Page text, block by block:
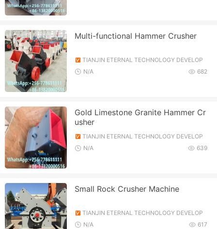
Multi-functional Hammer Crusher
TIANJIN ETERNAL TECHNOLOGY DEVELOP
MENT CO., LTD.
682
N/A
Gold Limestone Granite Hammer Cr
usher
TIANJIN ETERNAL TECHNOLOGY DEVELOP
MENT CO., LTD.
639
N/A
Small Rock Crusher Machine
TIANJIN ETERNAL TECHNOLOGY DEVELOP
MENT CO., LTD.
617
N/A